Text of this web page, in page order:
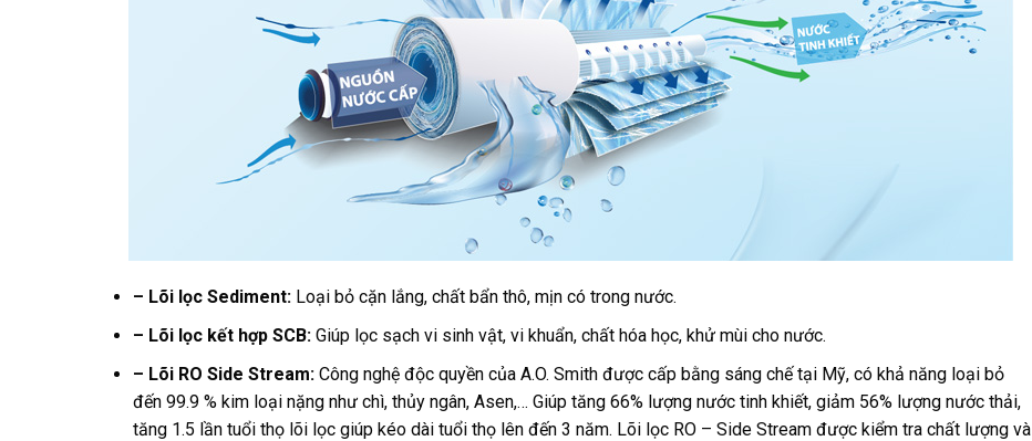
– Lõi lọc Sediment: Loại bỏ cặn lắng, chất bẩn thô, mịn có trong nước.
– Lõi lọc kết hợp SCB:Giúp lọc sạch vi sinh vật, vi khuẩn, chất hóa học, khử mùi cho nước.
– Lõi RO Side Stream:Công nghệ độc quyền của A.O. Smith được cấp bằng sáng chế tại Mỹ, có khả năng loại bỏ
đến 99.9 % kim loại nặng như chì, thủy ngân, Asen,… Giúp tăng 66% lượng nước tinh khiết, giảm 56% lượng nước thải,
tăng 1.5 lần tuổi thọ lõi lọc giúp kéo dài tuổi thọ lên đến 3 năm. Lõi lọc RO – Side Stream được kiểm tra chất lượng và